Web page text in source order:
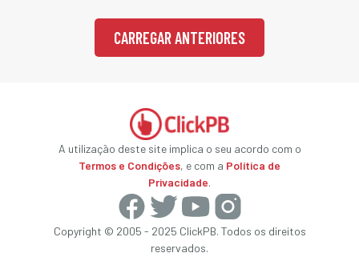
CARREGAR ANTERIORES
A utilização deste site implica o seu acordo com o
Termos e Condições, e com a Política de
Privacidade.
Copyright © 2005 - 2025 ClickPB. Todos os direitos
reservados.